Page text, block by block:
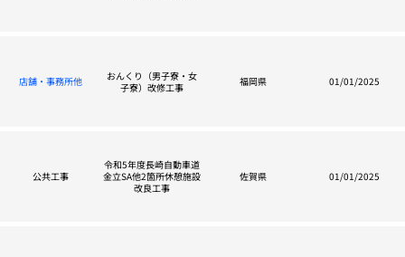
店舗・事務所他
おんくり（男子寮・女
子寮）改修工事
福岡県 01/01/2025
公共工事
令和5年度長崎自動車道
金立SA他2箇所休憩施設
改良工事
佐賀県 01/01/2025